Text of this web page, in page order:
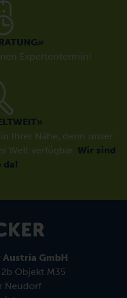
Expertentermin!
Ihrer Nähe, denn unser
Welt verfügbar. Wir sind
da!
GmbH
2b Objekt M35
Neudorf